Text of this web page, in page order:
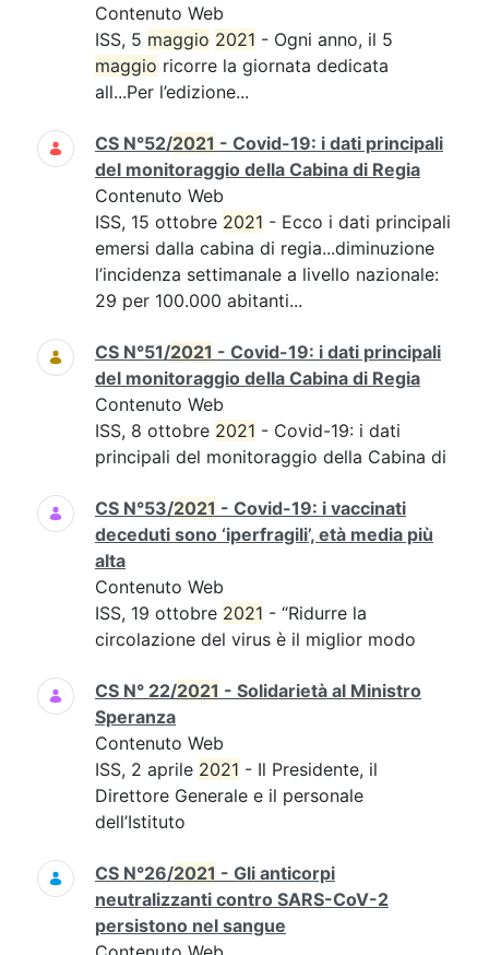
Contenuto Web
ISS, 5 maggio 2021 - Ogni anno, il 5
maggio ricorre la giornata dedicata
all...Per l’edizione...
CS N°52/2021 - Covid-19: i dati principali
del monitoraggio della Cabina di Regia
Contenuto Web
ISS, 15 ottobre 2021 - Ecco i dati principali
emersi dalla cabina di regia...diminuzione
l’incidenza settimanale a livello nazionale:
29 per 100.000 abitanti...
CS N°51/2021 - Covid-19: i dati principali
del monitoraggio della Cabina di Regia
Contenuto Web
ISS, 8 ottobre 2021 - Covid-19: i dati
principali del monitoraggio della Cabina di
CS N°53/2021 - Covid-19: i vaccinati
deceduti sono ‘iperfragili’, età media più
alta
Contenuto Web
ISS, 19 ottobre 2021 - “Ridurre la
circolazione del virus è il miglior modo
CS N° 22/2021 - Solidarietà al Ministro
Speranza
Contenuto Web
ISS, 2 aprile 2021 - Il Presidente, il
Direttore Generale e il personale
dell’Istituto
CS N°26/2021 - Gli anticorpi
neutralizzanti contro SARS-CoV-2
persistono nel sangue